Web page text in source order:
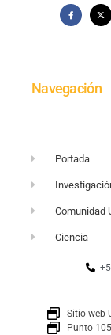
Navegación
Portada
Comunidad
Ciencia
Sitio web
Punto 105